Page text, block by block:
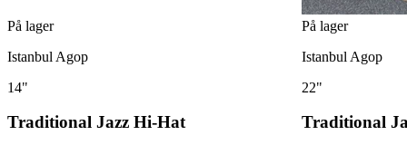
På lager
Istanbul Agop
14"
Traditional Jazz Hi-Hat
På lager
Istanbul Agop
22"
Traditional